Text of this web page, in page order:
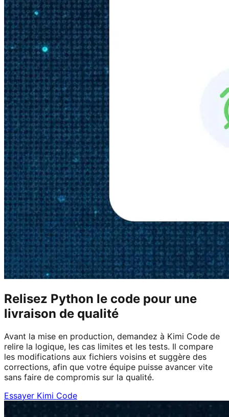
Relisez Python le code pour une
livraison de qualité
Avant la mise en production, demandez à Kimi Code de
relire la logique, les cas limites et les tests. Il compare
les modifications aux fichiers voisins et suggère des
corrections, afin que votre équipe puisse avancer vite
sans faire de compromis sur la qualité.
Essayer Kimi Code